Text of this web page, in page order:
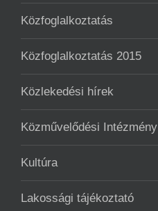
Közfoglalkoztatás
Közfoglalkoztatás 2015
Közlekedési hírek
Közművelődési Intézmény
Kultúra
Lakossági tájékoztató